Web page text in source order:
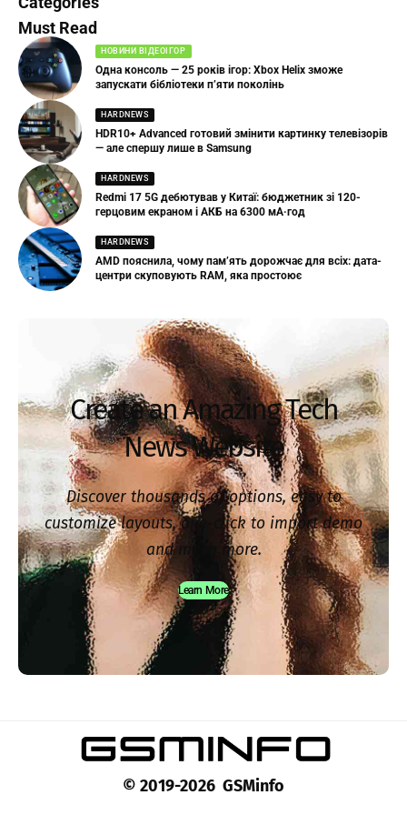
Must Read
НОВИНИ ВІДЕОІГОР
Одна консоль — 25 років ігор: Xbox Helix зможе
запускати бібліотеки п’яти поколінь
HARDNEWS
HDR10+ Advanced готовий змінити картинку телевізорів
— але спершу лише в Samsung
HARDNEWS
Redmi 17 5G дебютував у Китаї: бюджетник зі 120-
герцовим екраном і АКБ на 6300 мА·год
HARDNEWS
AMD пояснила, чому пам’ять дорожчає для всіх: дата-
центри скуповують RAM, яка простоює
Create an Amazing Tech
News Website
Discover thousands of options, easy to
customize layouts, one-click to import demo
and much more.
Learn More
© 2019-2026 GSMinfo